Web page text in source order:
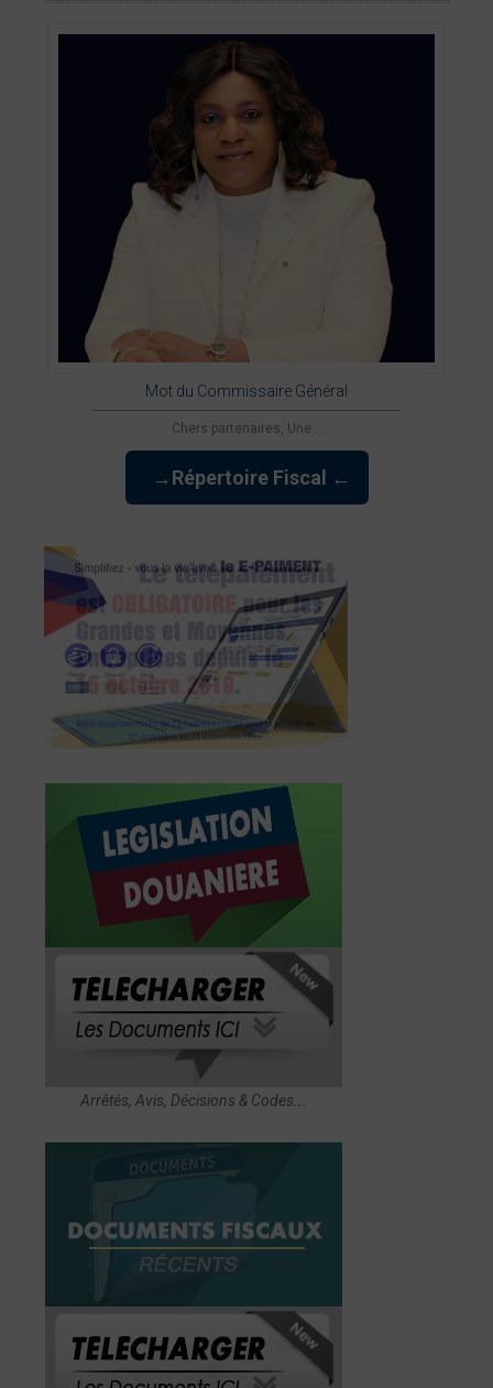
Mot du Commissaire Général
Chers partenaires, Une ...
→Répertoire Fiscal ←
Arrêtés, Avis, Décisions & Codes...